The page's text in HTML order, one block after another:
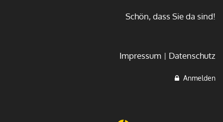
Schön, dass Sie da sind!
Impressum Datenschutz
Anmelden